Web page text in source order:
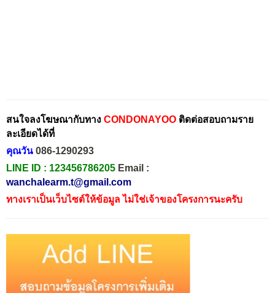
สนใจลงโฆษณากับทาง CONDONAYOO ติดต่อสอบถามราย
ละเอียดได้ที่
คุณวัน 086-1290293
LINE ID : 123456786205 Email :
wanchalearm.t@gmail.com
ทางเราเป็นเว็บไซต์ให้ข้อมูล ไม่ใช่เจ้าของโครงการนะครับ